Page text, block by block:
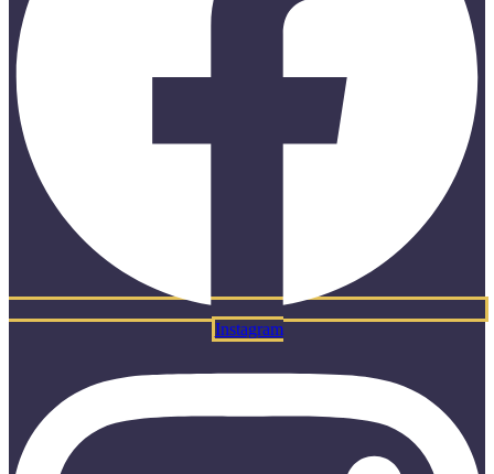
Instagram